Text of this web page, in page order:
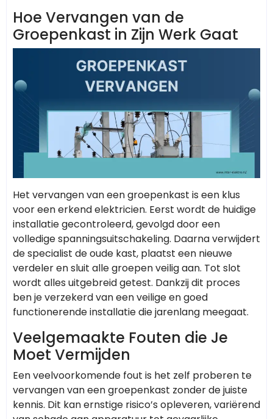
Hoe Vervangen van de
Groepenkast in Zijn Werk Gaat
Het vervangen van een groepenkast is een klus
voor een erkend elektricien. Eerst wordt de huidige
installatie gecontroleerd, gevolgd door een
volledige spanningsuitschakeling. Daarna verwijdert
de specialist de oude kast, plaatst een nieuwe
verdeler en sluit alle groepen veilig aan. Tot slot
wordt alles uitgebreid getest. Dankzij dit proces
ben je verzekerd van een veilige en goed
functionerende installatie die jarenlang meegaat.
Veelgemaakte Fouten die Je
Moet Vermijden
Een veelvoorkomende fout is het zelf proberen te
vervangen van een groepenkast zonder de juiste
kennis. Dit kan ernstige risico’s opleveren, variërend